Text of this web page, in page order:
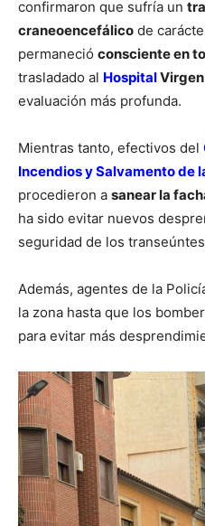
confirmaron que sufría un
craneoencefálico de
permaneció consciente en
trasladado al Hospital
evaluación más profunda.
Mientras tanto, efectivos del
Incendios y Salvamento de
procedieron a sanear la
ha sido evitar nuevos
seguridad de los
Además, agentes de la
la zona hasta que los
para evitar más